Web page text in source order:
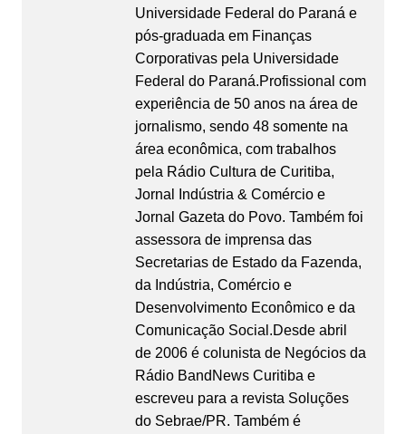
Universidade Federal do Paraná e
pós-graduada em Finanças
Corporativas pela Universidade
Federal do Paraná.Profissional com
experiência de 50 anos na área de
jornalismo, sendo 48 somente na
área econômica, com trabalhos
pela Rádio Cultura de Curitiba,
Jornal Indústria & Comércio e
Jornal Gazeta do Povo. Também foi
assessora de imprensa das
Secretarias de Estado da Fazenda,
da Indústria, Comércio e
Desenvolvimento Econômico e da
Comunicação Social.Desde abril
de 2006 é colunista de Negócios da
Rádio BandNews Curitiba e
escreveu para a revista Soluções
do Sebrae/PR. Também é